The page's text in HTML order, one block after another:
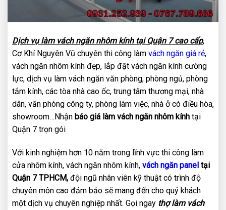
Dịch vụ làm vách ngăn nhôm kính tại Quận 7 cao cấp,
Cơ Khí Nguyên Vũ chuyên thi công làm vách ngăn giá rẻ,
vách ngăn nhôm kính đẹp, lắp đặt vách ngăn kính cường
lực, dịch vụ làm vách ngăn văn phòng, phòng ngủ, phòng
tắm kính, các tòa nhà cao ốc, trung tâm thương mại, nhà
dân, văn phòng công ty, phòng làm việc, nhà ở có điều hòa,
showroom…Nhận báo giá làm vách ngăn nhôm kính tại
Quận 7 trọn gói
Với kinh nghiệm hơn 10 năm trong lĩnh vực thi công làm
cửa nhôm kính, vách ngăn nhôm kính, vách ngăn panel tại
Quận 7 TPHCM, đội ngũ nhân viên kỹ thuật có trình độ
chuyên môn cao đảm bảo sẽ mang đến cho quý khách
một dịch vụ chuyên nghiệp nhất. Gọi ngay thợ làm vách